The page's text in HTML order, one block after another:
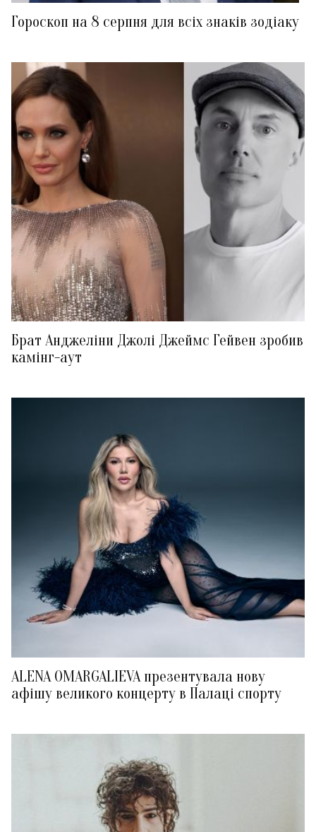
Гороскоп на 8 серпня для всіх знаків зодіаку
Брат Анджеліни Джолі Джеймс Гейвен зробив
камінг-аут
ALENA OMARGALIEVA презентувала нову
афішу великого концерту в Палаці спорту